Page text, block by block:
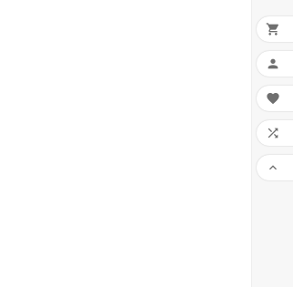




